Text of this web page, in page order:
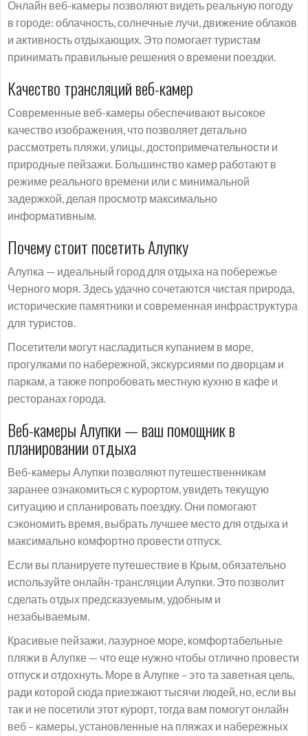
Онлайн веб-камеры позволяют видеть реальную погоду
в городе: облачность, солнечные лучи, движение облаков
и активность отдыхающих. Это помогает туристам
принимать правильные решения о времени поездки.
Качество трансляций веб-камер
Современные веб-камеры обеспечивают высокое
качество изображения, что позволяет детально
рассмотреть пляжи, улицы, достопримечательности и
природные пейзажи. Большинство камер работают в
режиме реального времени или с минимальной
задержкой, делая просмотр максимально
информативным.
Почему стоит посетить Алупку
Алупка — идеальный город для отдыха на побережье
Черного моря. Здесь удачно сочетаются чистая природа,
исторические памятники и современная инфраструктура
для туристов.
Посетители могут насладиться купанием в море,
прогулками по набережной, экскурсиями по дворцам и
паркам, а также попробовать местную кухню в кафе и
ресторанах города.
Веб-камеры Алупки — ваш помощник в
планировании отдыха
Веб-камеры Алупки позволяют путешественникам
заранее ознакомиться с курортом, увидеть текущую
ситуацию и спланировать поездку. Они помогают
сэкономить время, выбрать лучшее место для отдыха и
максимально комфортно провести отпуск.
Если вы планируете путешествие в Крым, обязательно
используйте онлайн-трансляции Алупки. Это позволит
сделать отдых предсказуемым, удобным и
незабываемым.
Красивые пейзажи, лазурное море, комфортабельные
пляжи в Алупке — что еще нужно чтобы отлично провести
отпуск и отдохнуть. Море в Алупке – это та заветная цель,
ради которой сюда приезжают тысячи людей, но, если вы
так и не посетили этот курорт, тогда вам помогут онлайн
веб – камеры, установленные на пляжах и набережных